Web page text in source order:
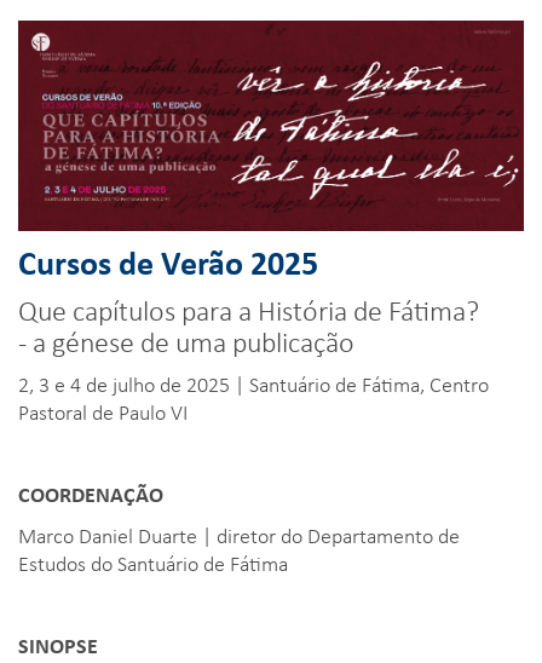
Cursos de Verão 2025
Que capítulos para a História de Fátima?
- a génese de uma publicação
2, 3 e 4 de julho de 2025 | Santuário de Fátima, Centro
Pastoral de Paulo VI
COORDENAÇÃO
Marco Daniel Duarte | diretor do Departamento de
Estudos do Santuário de Fátima
SINOPSE